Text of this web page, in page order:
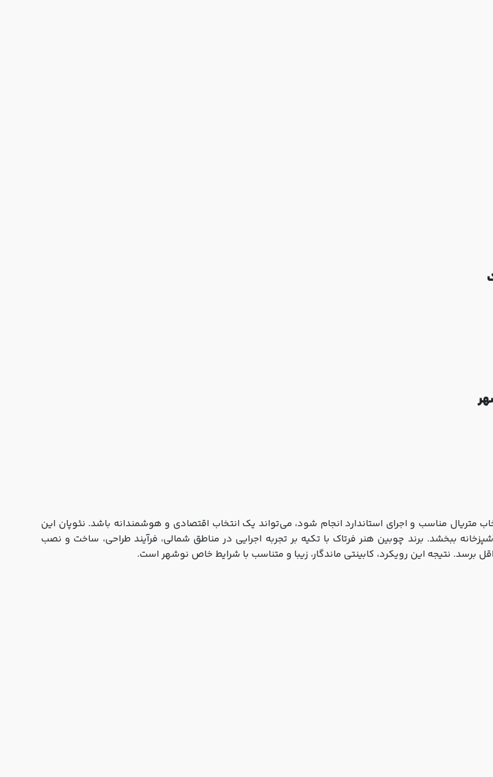
متریال مناسب و اجرای استاندارد انجام شود، می‌تواند یک انتخاب اقتصادی و هوشمندانه باشد. نئوپان این
ببخشد. برند چوبین هنر فرتاک با تکیه بر تجربه اجرایی در مناطق شمالی، فرآیند طراحی، ساخت و نصب
نتیجه این رویکرد، کابینتی ماندگار، زیبا و متناسب با شرایط خاص نوشهر است.